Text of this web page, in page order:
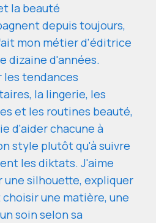
la beauté
depuis toujours,
mon métier d'éditrice
dizaine d'années.
les tendances
la lingerie, les
et les routines beauté,
d'aider chacune à
style plutôt qu'à suivre
les diktats. J'aime
silhouette, expliquer
une matière, une
soin selon sa